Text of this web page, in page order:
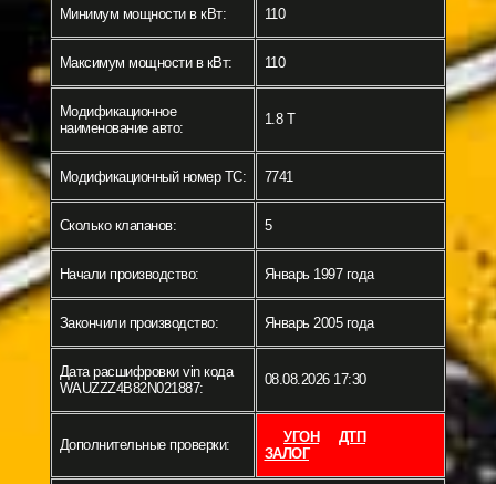
Минимум мощности в кВт: 110
Максимум мощности в кВт: 110
Модификационное
наименование авто:
1.8 T
Модификационный номер ТС: 7741
Сколько клапанов: 5
Начали производство: Январь 1997 года
Закончили производство: Январь 2005 года
Дата расшифровки vin кода
WAUZZZ4B82N021887:
08.08.2026 17:30
Дополнительные проверки: УГОН
ДТП
ЗАЛОГ